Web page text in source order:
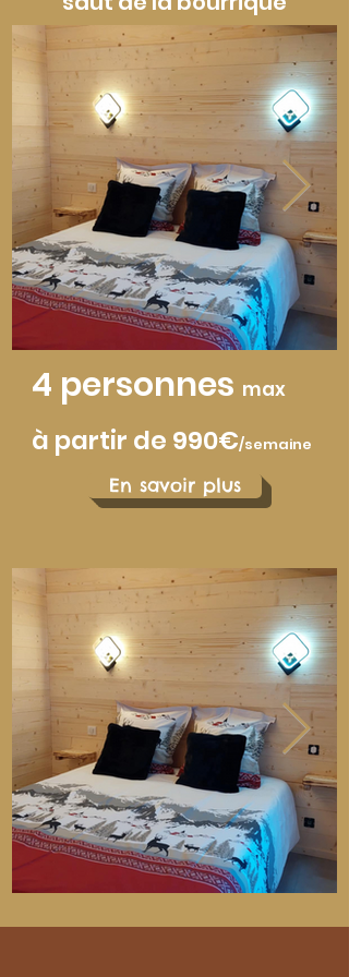
4 personnes max
à partir de 990€/semaine
En savoir plus